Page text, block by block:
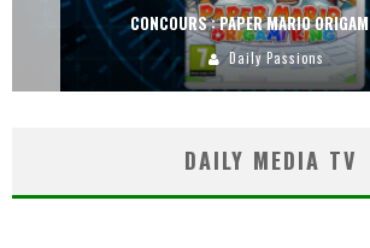
CONCOURS : PAPER MARIO
Daily Passions
DAILY MEDIA TV